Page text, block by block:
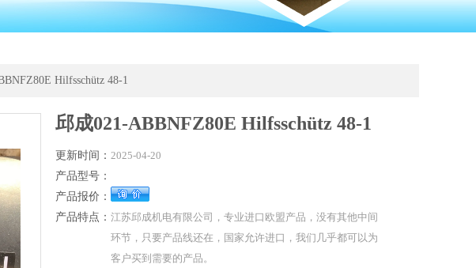
Hilfsschütz 48-1
邱成021-ABBNFZ80E Hilfsschütz 48-1
更新时间： 2025-04-20
产品型号：
产品报价：
产品特点： 江苏邱成机电有限公司，专业进口欧盟产品，没有其他中间
环节，只要产品线还在，国家允许进口，我们几乎都可以为
客户买到需要的产品。